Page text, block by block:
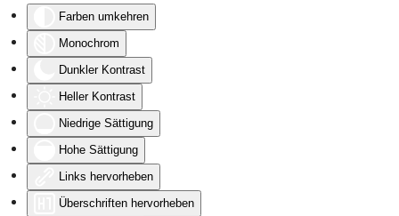
Farben umkehren
Monochrom
Dunkler Kontrast
Heller Kontrast
Niedrige Sättigung
Hohe Sättigung
Links hervorheben
Überschriften hervorheben